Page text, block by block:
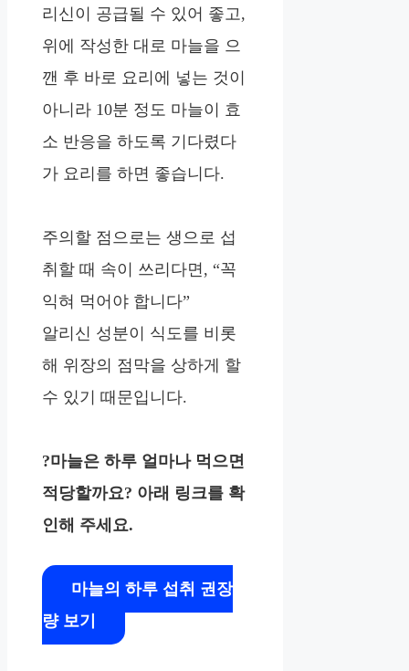
리신이 공급될 수 있어 좋고,
위에 작성한 대로 마늘을 으
깬 후 바로 요리에 넣는 것이
아니라 10분 정도 마늘이 효
소 반응을 하도록 기다렸다
가 요리를 하면 좋습니다.
주의할 점으로는 생으로 섭
취할 때 속이 쓰리다면, “꼭
익혀 먹어야 합니다”
알리신 성분이 식도를 비롯
해 위장의 점막을 상하게 할
수 있기 때문입니다.
?마늘은 하루 얼마나 먹으면
적당할까요? 아래 링크를 확
인해 주세요.
마늘의 하루 섭취 권장
량 보기